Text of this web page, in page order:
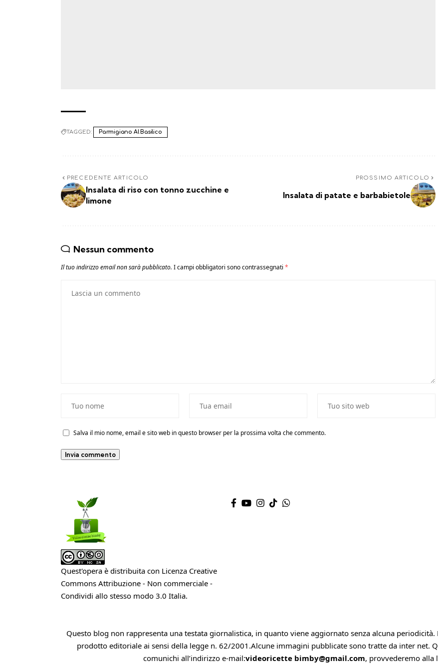
TAGGED: Parmigiano Al Basilico
PRECEDENTE ARTICOLO
Insalata di riso con tonno zucchine e
limone
PROSSIMO ARTICOLO
Insalata di patate e barbabietole
Nessun commento
Il tuo indirizzo email non sarà pubblicato. I campi obbligatori sono contrassegnati *
Salva il mio nome, email e sito web in questo browser per la prossima volta che commento.
Quest'opera è distribuita con Licenza Creative
Commons Attribuzione - Non commerciale -
Condividi allo stesso modo 3.0 Italia.
Questo blog non rappresenta una testata giornalistica, in quanto viene aggiornato senza alcuna
prodotto editoriale ai sensi della legge n. 62/2001.Alcune immagini pubblicate sono tratte da inter net.
comunichi all’indirizzo e-mail:videoricette bimby@gmail.com, provvederemo